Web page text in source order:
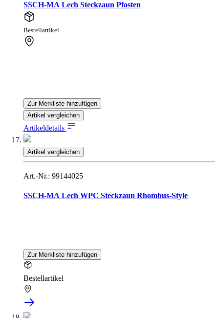
SSCH-MA Lech Steckzaun Pfosten
Bestellartikel
Zur Merkliste hinzufügen
Artikel vergleichen
Artikeldetails
Artikel vergleichen
Art.-Nr.: 99144025
SSCH-MA Lech WPC Steckzaun Rhombus-Style
Zur Merkliste hinzufügen
Bestellartikel